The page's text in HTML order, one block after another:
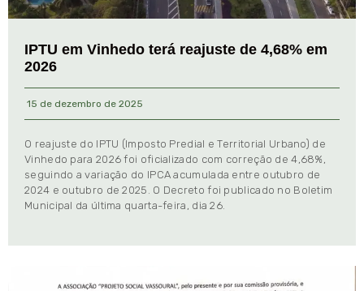
IPTU em Vinhedo terá reajuste de 4,68% em
2026
15 de dezembro de 2025
O reajuste do IPTU (Imposto Predial e Territorial Urbano) de
Vinhedo para 2026 foi oficializado com correção de 4,68%,
seguindo a variação do IPCA acumulada entre outubro de
2024 e outubro de 2025. O Decreto foi publicado no Boletim
Municipal da última quarta-feira, dia 26.